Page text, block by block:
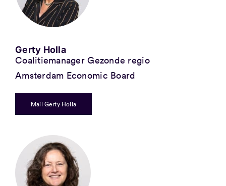
Gerty Holla
Coalitiemanager Gezonde regio
Amsterdam Economic Board
Mail Gerty Holla